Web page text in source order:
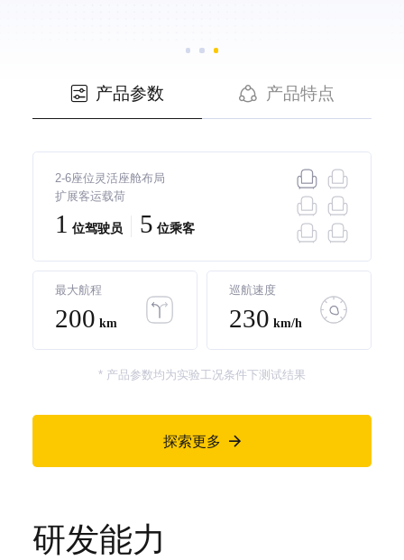
 产品参数  产品特点
2-6座位灵活座舱布局
扩展客运载荷
1 位驾驶员 5 位乘客
最大航程
200 km
巡航速度
230 km/h
* 产品参数均为实验工况条件下测试结果
探索更多 
研发能力